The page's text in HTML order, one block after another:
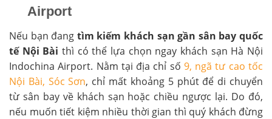
Airport
Nếu bạn đang tìm kiếm khách sạn gần sân bay quốc
tế Nội Bài thì có thể lựa chọn ngay khách sạn Hà Nội
Indochina Airport. Nằm tại địa chỉ số 9, ngã tư cao tốc
Nội Bài, Sóc Sơn, chỉ mất khoảng 5 phút để di chuyển
từ sân bay về khách sạn hoặc chiều ngược lại. Do đó,
nếu muốn tiết kiệm nhiều thời gian thì quý khách đừng